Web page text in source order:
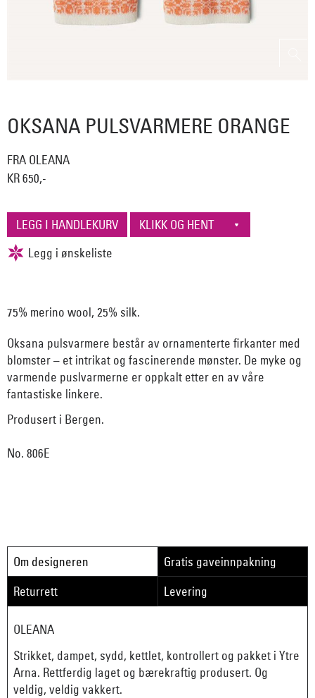
OKSANA PULSVARMERE ORANGE
FRA OLEANA
KR 650,-
75% merino wool, 25% silk.
Oksana pulsvarmere består av ornamenterte firkanter med
blomster – et intrikat og fascinerende mønster. De myke og
varmende puslvarmerne er oppkalt etter en av våre
fantastiske linkere.
Produsert i Bergen.
No. 806E
Om designeren
Gratis gaveinnpakning
Returrett
Levering
OLEANA
Strikket, dampet, sydd, kettlet, kontrollert og pakket i Ytre
Arna. Rettferdig laget og bærekraftig produsert. Og
veldig, veldig vakkert.